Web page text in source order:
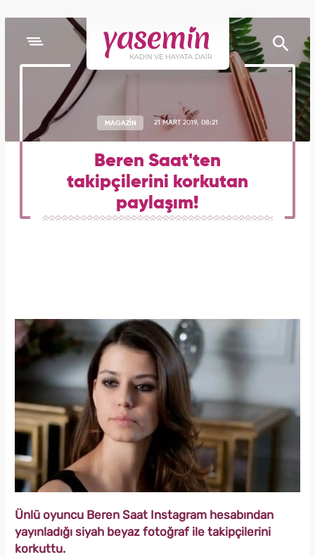
MAGAZİN 21 MART 2019, 08:21
Beren Saat'ten
takipçilerini korkutan
paylaşım!
Ünlü oyuncu Beren Saat Instagram hesabından
yayınladığı siyah beyaz fotoğraf ile takipçilerini
korkuttu.